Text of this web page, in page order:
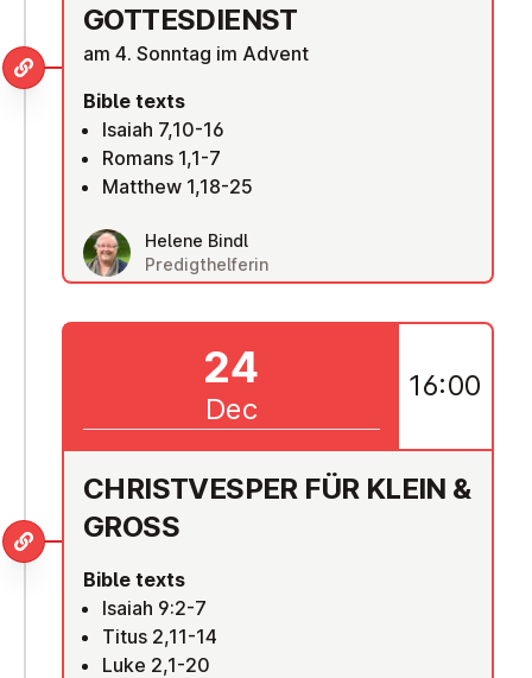
GOTTES­DI­ENST
am 4. Sonntag im Advent
Bible texts
Isaiah 7,10-16
Romans 1,1-7
Matthew 1,18-25
Helene Bindl
Predigthelferin
CHRISTVES­PER FÜR KLEIN &
GROSS
Bible texts
Isaiah 9:2-7
Titus 2,11-14
Luke 2,1-20
24
Dec
16:00